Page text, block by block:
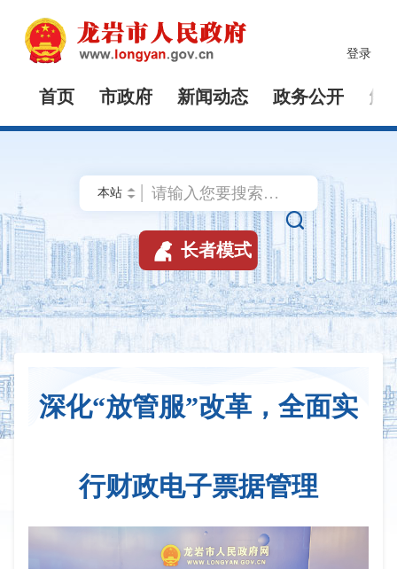
登录
首页 市政府 新闻动态 政务公开 解

 长者模式
深化“放管服”改革，全面实
行财政电子票据管理